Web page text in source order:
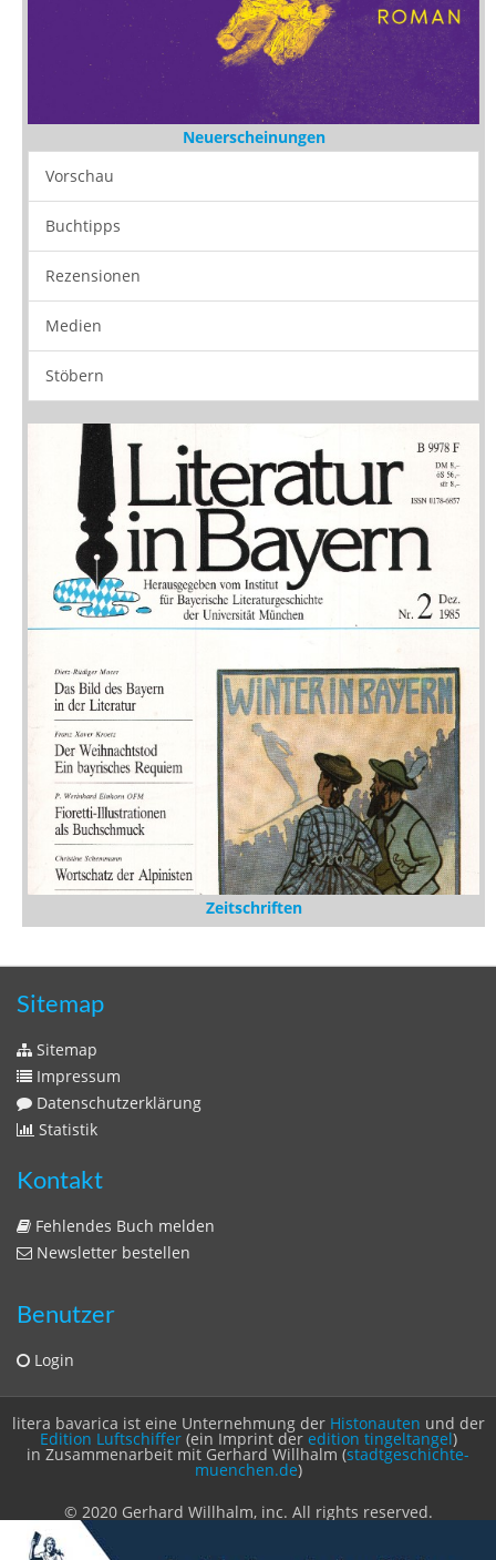
Neuerscheinungen
Vorschau
Buchtipps
Rezensionen
Medien
Stöbern
Zeitschriften
Sitemap
Sitemap
Impressum
Datenschutzerklärung
Statistik
Kontakt
Fehlendes Buch melden
Newsletter bestellen
Benutzer
Login
litera bavarica ist eine Unternehmung der Histonauten und der
Edition Luftschiffer(ein Imprint der edition tingeltangel)
in Zusammenarbeit mit Gerhard Willhalm (stadtgeschichte-
muenchen.de)
© 2020 Gerhard Willhalm, inc. All rights reserved.